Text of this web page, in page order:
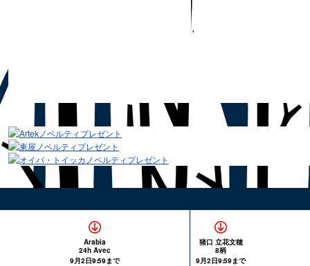
Arabia
24h Avec
9月2日9:59まで
猪口 立花文穂
8柄
9月2日9:59まで